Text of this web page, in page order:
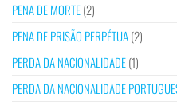
PENA DE MORTE(2)
PENA DE PRISÃO PERPÉTUA(2)
PERDA DA NACIONALIDADE(1)
PERDA DA NACIONALIDADE